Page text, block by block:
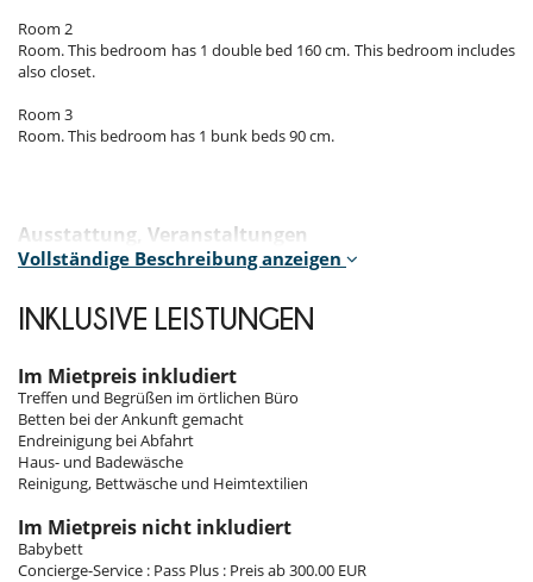
Room 2
Room. This bedroom has 1 double bed 160 cm. This bedroom includes
also closet.
Room 3
Room. This bedroom has 1 bunk beds 90 cm.
Ausstattung, Veranstaltungen
Fahrräder
Fitnessraum
Sauna
Draußen
Balkon
Für Ihre Mahlzeiten
Sie kochen selbst
Für Ihren Komfort und Ihr Wohlbefinden
Fernsehraum
Vollständige Beschreibung anzeigen
INKLUSIVE LEISTUNGEN
Im Mietpreis inkludiert
Treffen und Begrüßen im örtlichen Büro
Betten bei der Ankunft gemacht
Endreinigung bei Abfahrt
Haus- und Badewäsche
Reinigung, Bettwäsche und Heimtextilien
Im Mietpreis nicht inkludiert
Babybett
Concierge-Service : Pass Plus : Preis ab 300.00 EUR